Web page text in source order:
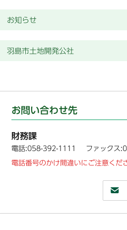
お知らせ
羽島市土地開発公社
お問い合わせ先
財務課
電話:058-392-1111 ファックス
電話番号のかけ間違いにご注意くだ